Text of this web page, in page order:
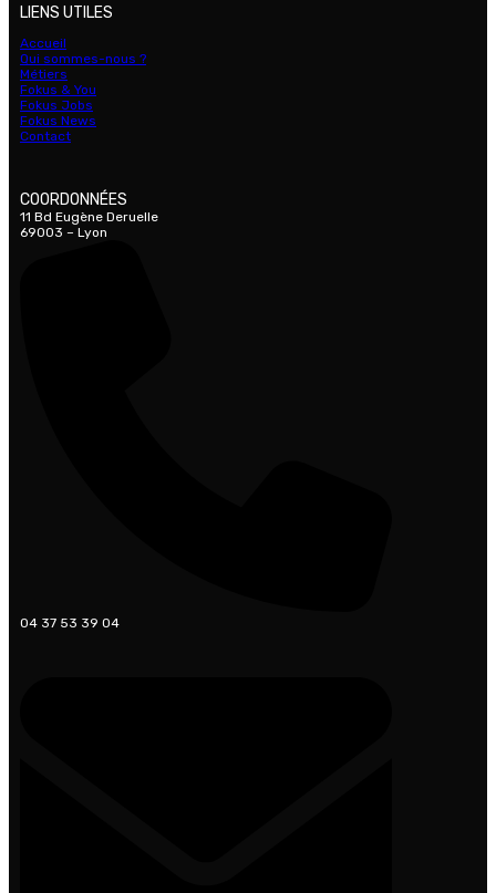
LIENS UTILES
Accueil
Qui sommes-nous ?
Métiers
Fokus & You
Fokus Jobs
Fokus News
Contact
COORDONNÉES
11 Bd Eugène Deruelle
69003 – Lyon
04 37 53 39 04